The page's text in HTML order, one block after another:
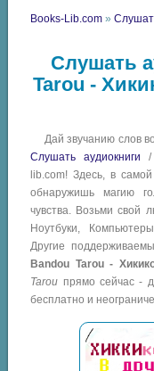
Books-Lib.com »
Слушать
Tarou -
Дай звучанию слов
Слушать аудиокниги /
lib.com! Здесь, в
обнаружишь магию
чувства. Возьми
Ноутбуки,
Другие
Bandou Tarou -
Tarou прямо сейчас -
бесплатно и